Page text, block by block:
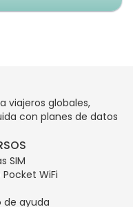
viajeros globales,
con planes de datos
SIM
Pocket WiFi
de ayuda